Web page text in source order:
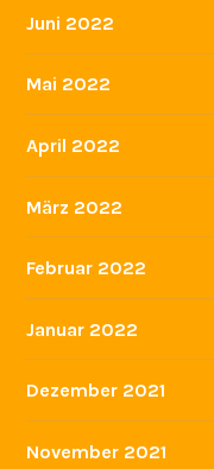
Juni 2022
Mai 2022
April 2022
März 2022
Februar 2022
Januar 2022
Dezember 2021
November 2021